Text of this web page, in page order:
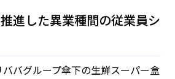
進した異業種間の従業員シ
バグループ傘下の生鮮スーパー盒